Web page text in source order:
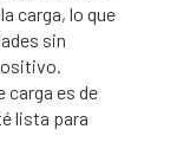
carga, lo que
sin
carga es de
lista para